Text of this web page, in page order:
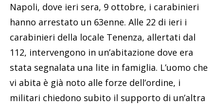
Napoli, dove ieri sera, 9 ottobre, i carabinieri
hanno arrestato un 63enne. Alle 22 di ieri i
carabinieri della locale Tenenza, allertati dal
112, intervengono in un’abitazione dove era
stata segnalata una lite in famiglia. L’uomo che
vi abita è già noto alle forze dell’ordine, i
militari chiedono subito il supporto di un’altra